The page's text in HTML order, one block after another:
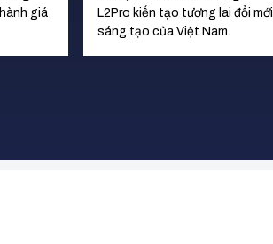
giá
L2Pro kiến tạo tương lai đổi mới
sáng tạo của Việt Nam.